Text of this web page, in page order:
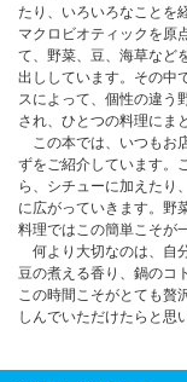
たり、いろいろなことを
マクロビオティックを原
て、野菜、豆、海草など
出ししています。その中
スによって、個性の違う
され、ひとつの料理にま
この本では、いつもお
ずをご紹介しています。
ら、シチューに加えたり
に広がっていきます。野
料理ではこの簡単こそが
何より大切なのは、自
豆の煮える香り、鍋のコ
この時間こそがとても贅
しんでいただけたらと思